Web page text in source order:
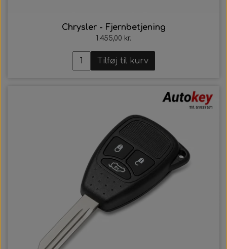
Chrysler - Fjernbetjening
1.455,00 kr.
Tilføj til kurv